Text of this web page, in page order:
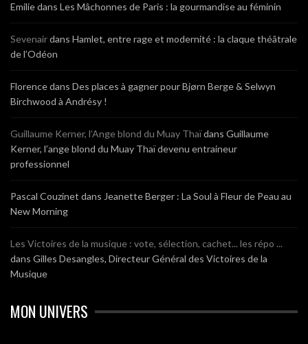
Emiliedans Les Mâchonnes de Paris : la gourmandise au féminin
Sevenairdans Hamlet, entre rage et modernité : la claque théâtrale
de l’Odéon
Florencedans Des places à gagner pour Bjørn Berge & Selwyn
Birchwood à Andrésy !
Guillaume Kerner, l’Ange blond du Muay Thaïdans Guillaume
Kerner, l’ange blond du Muay Thaï devenu entraineur
professionnel
Pascal Couzinet dans Jeanette Berger : La Soul à Fleur de Peau au
New Morning
Les Victoires de la musique : vote, sélection, cachet... les répo ...
dans Gilles Desangles, Directeur Général des Victoires de la
Musique
MON UNIVERS